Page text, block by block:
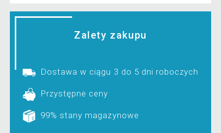
Zalety zakupu
Dostawa w ciągu 3 do 5 dni roboczych
Przystępne ceny
99% stany magazynowe